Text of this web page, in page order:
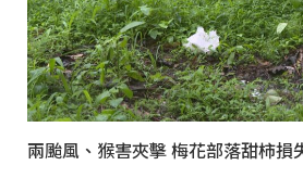
兩颱風、猴害夾擊 梅花部落甜柿損